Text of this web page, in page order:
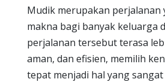
Mudik merupakan perjalanan
makna bagi banyak keluarga
perjalanan tersebut terasa
aman, dan efisien, memilih
tepat menjadi hal yang